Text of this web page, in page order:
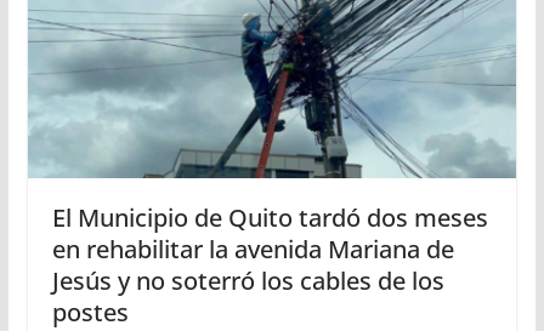
El Municipio de Quito tardó dos meses
en rehabilitar la avenida Mariana de
Jesús y no soterró los cables de los
postes